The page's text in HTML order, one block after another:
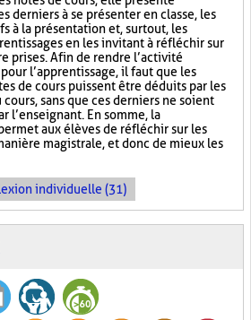
derniers à se présenter en classe, les
à la présentation et, surtout, les
en les invitant à réfléchir sur
prises. Afin de rendre l’activité
l’apprentissage, il faut que les
de cours puissent être déduits par les
sans que ces derniers ne soient
l’enseignant. En somme, la
aux élèves de réfléchir sur les
magistrale, et donc de mieux les
individuelle (31)